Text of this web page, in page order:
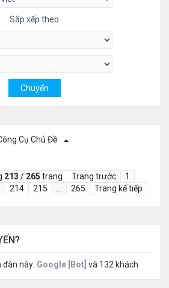
Sắp xếp theo
Cụ Chủ Đề
213 / 265 trang Trang trước
1
214 215 … 265 Trang kế tiếp
đàn này: Google [Bot] và 132 khách